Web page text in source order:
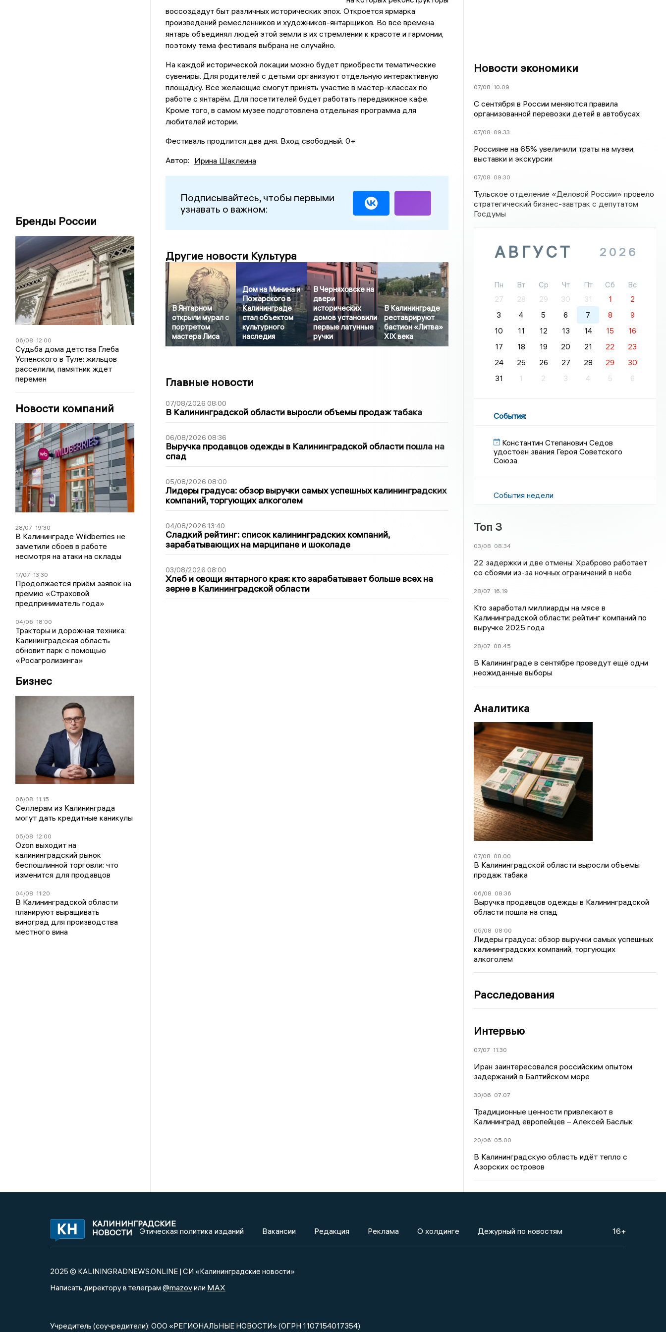
Бренды России
06/08 12:00
Судьба дома детства Глеба
Успенского в Туле: жильцов
расселили, памятник ждет
перемен
Новости компаний
28/07 19:30
В Калининграде Wildberries не
заметили сбоев в работе
несмотря на атаки на склады
17/07 13:30
Продолжается приём заявок на
премию «Страховой
предприниматель года»
04/06 18:00
Тракторы и дорожная техника:
Калининградская область
обновит парк с помощью
«Росагролизинга»
Бизнес
06/08 11:15
Селлерам из Калининграда
могут дать кредитные каникулы
05/08 12:00
Ozon выходит на
калининградский рынок
беспошлинной торговли: что
изменится для продавцов
04/08 11:20
В Калининградской области
планируют выращивать
виноград для производства
местного вина
воссоздадут быт различных исторических эпох. Откроется ярмарка
произведений ремесленников и художников-янтарщиков. Во все времена
янтарь объединял людей этой земли в их стремлении к красоте и гармонии,
поэтому тема фестиваля выбрана не случайно.
На каждой исторической локации можно будет приобрести тематические
сувениры. Для родителей с детьми организуют отдельную интерактивную
площадку. Все желающие смогут принять участие в мастер-классах по
работе с янтарём. Для посетителей будет работать передвижное кафе.
Кроме того, в самом музее подготовлена отдельная программа для
любителей истории.
Фестиваль продлится два дня. Вход свободный. 0+
Автор: Ирина Шаклеина
Подписывайтесь, чтобы первыми
узнавать о важном:
Другие новости Культура
В Янтарном
открыли мурал с
портретом
мастера Лиса
Дом на Минина и
Пожарского в
Калининграде
стал объектом
культурного
наследия
В Черняховске на
двери
исторических
домов установили
первые латунные
ручки
В Калининграде
реставрируют
бастион «Литва»
XIX века
Главные новости
07/08/2026 08:00
В Калининградской области выросли объемы продаж табака
06/08/2026 08:36
Выручка продавцов одежды в Калининградской области пошла на
спад
05/08/2026 08:00
Лидеры градуса: обзор выручки самых успешных калининградских
компаний, торгующих алкоголем
04/08/2026 13:40
Сладкий рейтинг: список калининградских компаний,
зарабатывающих на марципане и шоколаде
03/08/2026 08:00
Хлеб и овощи янтарного края: кто зарабатывает больше всех на
зерне в Калининградской области
Новости экономики
07/08 10:09
С сентября в России меняются правила
организованной перевозки детей в автобусах
07/08 09:33
Россияне на 65% увеличили траты на музеи,
выставки и экскурсии
07/08 09:30
Тульское отделение «Деловой России» провело
стратегический бизнес-завтрак с депутатом
Госдумы
АВГУСТ 2026
Пн Вт Ср Чт Пт Сб
Вс
27
28 29 30 31 1
2
3
4 5 6 7 8
9
10
11 12 13 14 15
16
17
18 19 20 21 22
23
24
25 26 27 28 29
30
31
1 2 3 4 5 6
События:
Константин Степанович Седов
удостоен звания Героя Советского
Союза
События недели
Топ 3
03/08 08:34
22 задержки и две отмены: Храброво работает
со сбоями из-за ночных ограничений в небе
28/07 16:19
Кто заработал миллиарды на мясе в
Калининградской области: рейтинг компаний по
выручке 2025 года
28/07 08:45
В Калининграде в сентябре проведут ещё одни
неожиданные выборы
Аналитика
07/08 08:00
В Калининградской области выросли объемы
продаж табака
06/08 08:36
Выручка продавцов одежды в Калининградской
области пошла на спад
05/08 08:00
Лидеры градуса: обзор выручки самых успешных
калининградских компаний, торгующих
алкоголем
Расследования
Интервью
07/07 11:30
Иран заинтересовался российским опытом
задержаний в Балтийском море
30/06 07:07
Традиционные ценности привлекают в
Калининград европейцев – Алексей Баслык
20/06 05:00
В Калининградскую область идёт тепло с
Азорских островов
КАЛИНИНГРАДСКИЕ
НОВОСТИ
Этическая политика изданий Вакансии Редакция Реклама О холдинге Дежурный по новостям 16+
2025 © KALININGRADNEWS.ONLINE | СИ «Калининградские новости»
Написать директору в телеграм @mazovили MAX
Учредитель (соучредители): ООО «РЕГИОНАЛЬНЫЕ НОВОСТИ» (ОГРН 1107154017354)